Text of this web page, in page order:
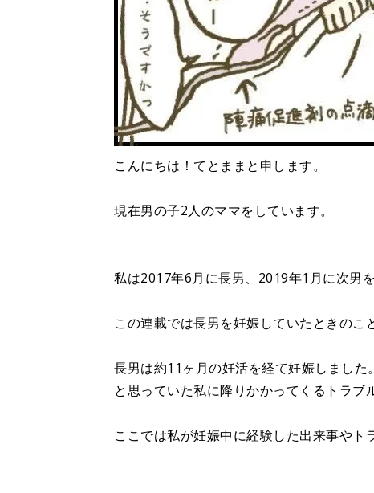
こんにちは！てとままと申します。
現在男の子2人のママをしています。
私は2017年6月に長男、2019年1月に次男を
この連載では長男を妊娠していたときのこ
長男は約11ヶ月の妊活を経て妊娠しました
と思っていた私に降りかかってくるトラブ
ここでは私が妊娠中に経験した出来事やト